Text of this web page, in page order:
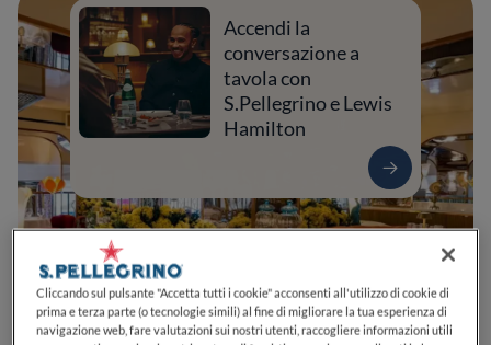
Accendi la
conversazione a
tavola con
S.Pellegrino e Lewis
Hamilton
Cliccando sul pulsante "Accetta tutti i cookie" acconsenti all'utilizzo di cookie di
prima e terza parte (o tecnologie simili) al fine di migliorare la tua esperienza di
navigazione web, fare valutazioni sui nostri utenti, raccogliere informazioni utili